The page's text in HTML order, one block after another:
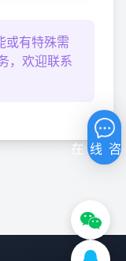
或有特殊需
，欢迎联系